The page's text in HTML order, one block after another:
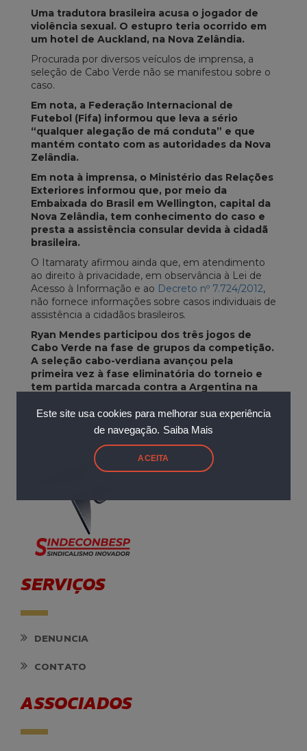
Este site usa cookies para melhorar sua experiência
de navegação. Saiba Mais
ACEITA
Uma tradutora brasileira acusa o jogador de
violência sexual. O estupro teria ocorrido em
um hotel de Auckland, na Nova Zelândia.
Procurada por diversos veículos de imprensa, a
seleção de Cabo Verde não se manifestou sobre o
caso.
Em nota, a Federação Internacional de
Futebol (Fifa) informou que leva a sério
“qualquer alegação de má conduta” e que
mantém contato com as autoridades da Nova
Zelândia.
Em nota à imprensa, o Ministério das Relações
Exteriores informou que, por meio da
Embaixada do Brasil em Wellington, capital da
Nova Zelândia, tem conhecimento do caso e
presta a assistência consular devida à cidadã
brasileira.
O Itamaraty afirmou ainda que, em atendimento
ao direito à privacidade, em observância à Lei de
Acesso à Informação e ao Decreto nº 7.724/2012,
não fornece informações sobre casos individuais de
assistência a cidadãos brasileiros.
Ryan Mendes participou dos três jogos de
Cabo Verde na fase de grupos da competição.
A seleção cabo-verdiana avançou pela
primeira vez à fase eliminatória do torneio e
tem partida marcada contra a Argentina na
SERVIÇOS
DENUNCIA
CONTATO
ASSOCIADOS